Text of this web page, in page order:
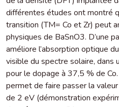
différentes études ont montré
transition (TM= Co et Zr) peut
physiques de BaSnO3. D’une
améliore l’absorption optique
visible du spectre solaire, dans
pour le dopage à 37,5 % de
permet de faire passer la
de 2 eV (démonstration